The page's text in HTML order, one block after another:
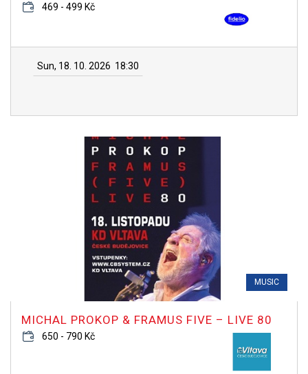
469 - 499 Kč
Sun, 18. 10. 2026 18:30
MUSIC
MICHAL PROKOP & FRAMUS FIVE – LIVE 80
650 - 790 Kč